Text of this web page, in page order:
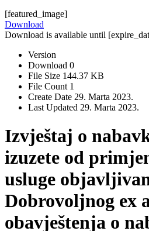
[featured_image]
Download
Download is available until
Version
Download 0
File Size 144.37 KB
File Count 1
Create Date 29. Marta 2023.
Last Updated 29. Marta 2023.
Izvještaj o
izuzete od
usluge
Dobrovoljnog ex
obavještenja o